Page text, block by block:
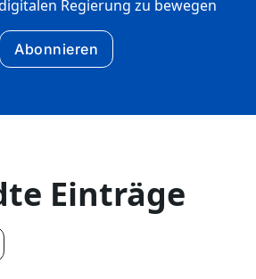
Regierung zu bewegen
Abonnieren
Einträge